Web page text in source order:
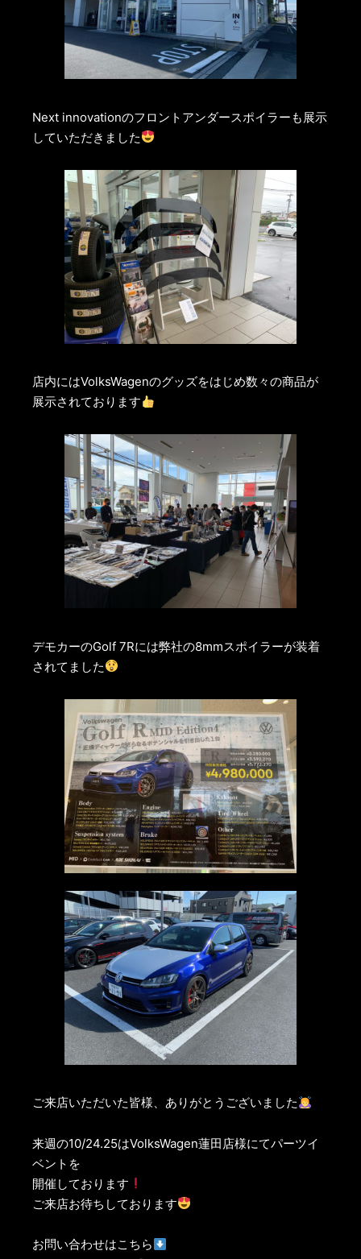
Next innovationのフロントアンダースポイラーも展示
していただきました
店内にはVolksWagenのグッズをはじめ数々の商品が
展示されております
デモカーのGolf 7Rには弊社の8mmスポイラーが装着
されてました
ご来店いただいた皆様、ありがとうございました
来週の10/24.25はVolksWagen蓮田店様にてパーツイ
ベントを
開催しております
ご来店お待ちしております
お問い合わせはこちら